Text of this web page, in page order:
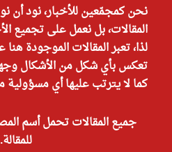
نحن كمجمّعين للأخبار، نود أن
المقالات، بل نعمل على تجميع
لذا، تعبر المقالات الموجودة
تعكس بأي شكل من الأشكال
كما لا يترتب عليها أي مسؤولية
جميع المقالات تحمل أسم
للمقالة.